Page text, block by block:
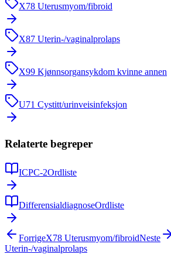
X78 Uterusmyom/fibroid
X87 Uterin-/vaginalprolaps
X99 Kjønnsorgansykdom kvinne annen
U71 Cystitt/urinveisinfeksjon
Relaterte begreper
ICPC-2Ordliste
DifferensialdiagnoseOrdliste
ForrigeX78 Uterusmyom/fibroidNeste
Uterin-/vaginalprolaps